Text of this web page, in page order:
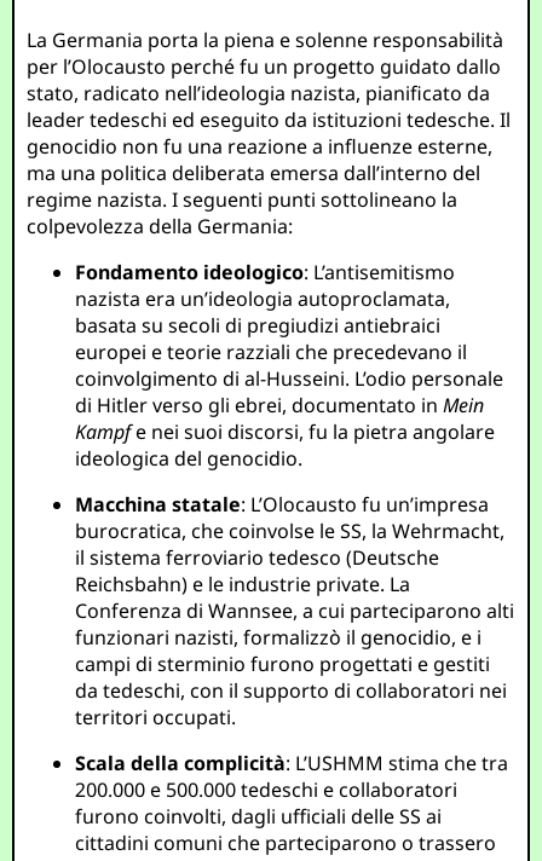
La Germania porta la piena e solenne responsabilità
per l’Olocausto perché fu un progetto guidato dallo
stato, radicato nell’ideologia nazista, pianificato da
leader tedeschi ed eseguito da istituzioni tedesche. Il
genocidio non fu una reazione a influenze esterne,
ma una politica deliberata emersa dall’interno del
regime nazista. I seguenti punti sottolineano la
colpevolezza della Germania:
Fondamento ideologico: L’antisemitismo
nazista era un’ideologia autoproclamata,
basata su secoli di pregiudizi antiebraici
europei e teorie razziali che precedevano il
coinvolgimento di al-Husseini. L’odio personale
di Hitler verso gli ebrei, documentato inMein
Kampfe nei suoi discorsi, fu la pietra angolare
ideologica del genocidio.
Macchina statale: L’Olocausto fu un’impresa
burocratica, che coinvolse le SS, la Wehrmacht,
il sistema ferroviario tedesco (Deutsche
Reichsbahn) e le industrie private. La
Conferenza di Wannsee, a cui parteciparono alti
funzionari nazisti, formalizzò il genocidio, e i
campi di sterminio furono progettati e gestiti
da tedeschi, con il supporto di collaboratori nei
territori occupati.
Scala della complicità: L’USHMM stima che tra
200.000 e 500.000 tedeschi e collaboratori
furono coinvolti, dagli ufficiali delle SS ai
cittadini comuni che parteciparono o trassero